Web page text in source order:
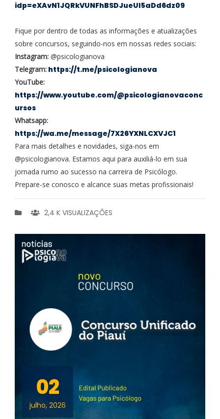
idp=eXAvN1JQRkVUNFhBSDJueUI5aDd6dz09
Fique por dentro de todas as informações e atualizações
sobre concursos, seguindo-nos em nossas redes sociais:
Instagram: @psicologianova
Telegram: https://t.me/psicologianova
YouTube:
https://www.youtube.com/@psicologianovaconc
ursos
Whatsapp:
https://wa.me/message/7X26YXNLCXVJC1
Para mais detalhes e novidades, siga-nos em
@psicologianova. Estamos aqui para auxiliá-lo em sua
jornada rumo ao sucesso na carreira de Psicólogo.
Prepare-se conosco e alcance suas metas profissionais!
2,4 K VISUALIZAÇÕES
02
julho, 2026